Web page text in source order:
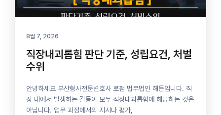
8월 7, 2026
직장내괴롭힘 판단 기준, 성립요건, 처벌
수위
안녕하세요 부산형사전문변호사 로펌 법무법인 해든입니다. 직
장 내에서 발생하는 갈등이 모두 직장내괴롭힘에 해당하는 것은
아닙니다. 업무 과정에서의 지시나 평가,